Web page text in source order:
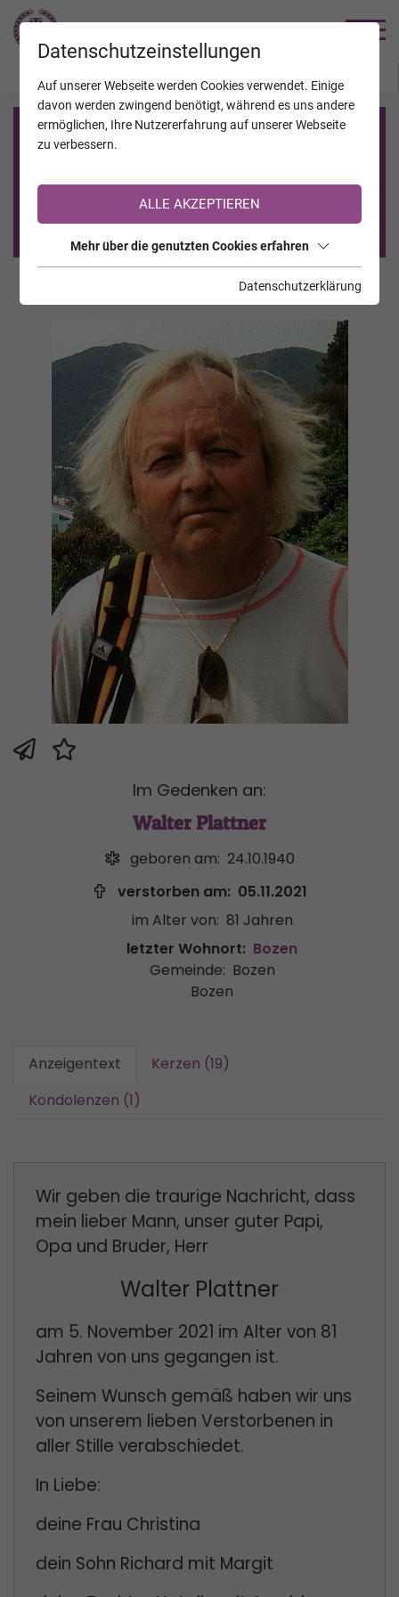
Registrierung auf TrauerHilfe.it
Sie sind noch nicht auf TrauerHilfe.it registriert?
>> zur kostenlosen Registrierung <<
Im Gedenken an:
Walter Plattner
geboren am: 24.10.1940
verstorben am: 05.11.2021
im Alter von: 81 Jahren
letzter Wohnort: Bozen
Gemeinde: Bozen
Bozen
Anzeigentext
Kerzen (19)
Kondolenzen (1)
Wir geben die traurige Nachricht, dass
mein lieber Mann, unser guter Papi,
Opa und Bruder, Herr
Walter Plattner
am 5. November 2021 im Alter von 81
Jahren von uns gegangen ist.
Seinem Wunsch gemäß haben wir uns
von unserem lieben Verstorbenen in
aller Stille verabschiedet.
In Liebe:
deine Frau Christina
dein Sohn Richard mit Margit
Datenschutzeinstellungen
Auf unserer Webseite werden Cookies verwendet. Einige
davon werden zwingend benötigt, während es uns andere
ermöglichen, Ihre Nutzererfahrung auf unserer Webseite
zu verbessern.
ALLE AKZEPTIEREN
Mehr über die genutzten Cookies erfahren
Datenschutzerklärung
JAHRESTAGE KALENDER VERSTORBENE